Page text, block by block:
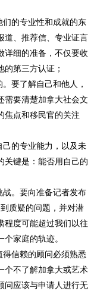
们的专业性和成就的东
道、推荐信、专业证言
详细的准备，不仅要收
的第三方认证；
要了解自己和他人，
需要清楚加拿大社会文
焦点和移民官的关注
的专业能力，以及未
关键是：能否用自己的
。要向准备记者发布
质疑的问题，并对潜
程度可能超过我们以往
家庭的轨迹。
信赖的顾问必须熟悉
个不了解加拿大或艺术
问应该与申请人进行无